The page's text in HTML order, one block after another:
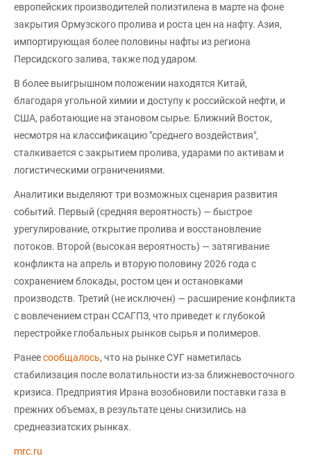
европейских производителей полиэтилена в марте на фоне
закрытия Ормузского пролива и роста цен на нафту. Азия,
импортирующая более половины нафты из региона
Персидского залива, также под ударом.
В более выигрышном положении находятся Китай,
благодаря угольной химии и доступу к российской нефти, и
США, работающие на этановом сырье. Ближний Восток,
несмотря на классификацию "среднего воздействия",
сталкивается с закрытием пролива, ударами по активам и
логистическими ограничениями.
Аналитики выделяют три возможных сценария развития
событий. Первый (средняя вероятность) — быстрое
урегулирование, открытие пролива и восстановление
потоков. Второй (высокая вероятность) — затягивание
конфликта на апрель и вторую половину 2026 года с
сохранением блокады, ростом цен и остановками
производств. Третий (не исключен) — расширение конфликта
с вовлечением стран ССАГПЗ, что приведет к глубокой
перестройке глобальных рынков сырья и полимеров.
Ранеесообщалось, что на рынке СУГ наметилась
стабилизация после волатильности из-за ближневосточного
кризиса. Предприятия Ирана возобновили поставки газа в
прежних объемах, в результате цены снизились на
среднеазиатских рынках.
mrc.ru